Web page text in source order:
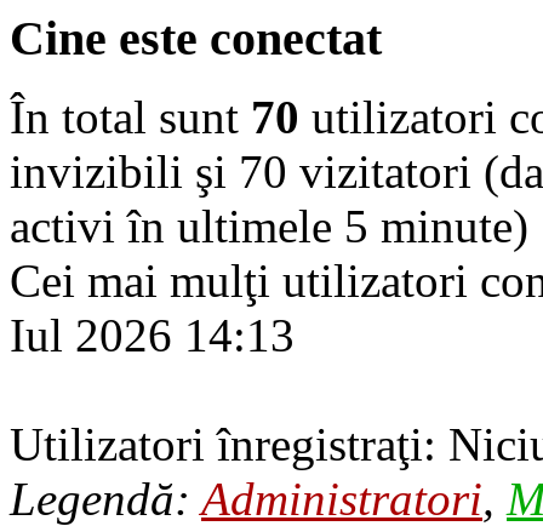
Cine este conectat
În total sunt 70 utilizatori
invizibili şi 70 vizitatori
activi în ultimele 5 minute)
Cei mai mulţi utilizatori
Iul 2026 14:13
Utilizatori înregistraţi:
Legendă:Administratori,